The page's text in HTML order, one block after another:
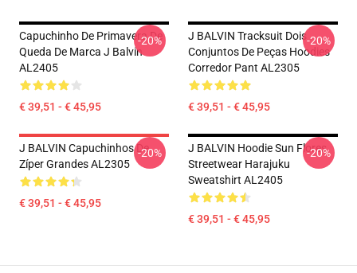
Capuchinho De Primavera De
Queda De Marca J Balvin
AL2405
€ 39,51 - € 45,95
-20%
J BALVIN Tracksuit Dois
Conjuntos De Peças Hoodies
Corredor Pant AL2305
€ 39,51 - € 45,95
-20%
J BALVIN Capuchinhos De
Zíper Grandes AL2305
€ 39,51 - € 45,95
-20%
J BALVIN Hoodie Sun Flores
Streetwear Harajuku
Sweatshirt AL2405
€ 39,51 - € 45,95
-20%